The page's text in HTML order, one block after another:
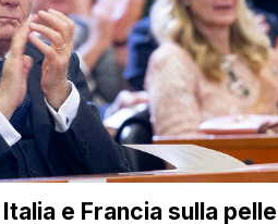
e Francia sulla pelle